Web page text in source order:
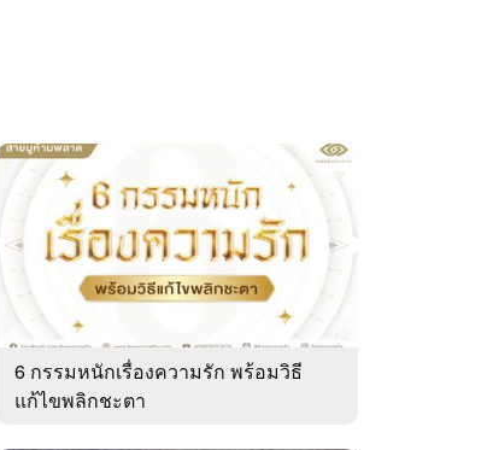
6 กรรมหนักเรื่องความรัก พร้อมวิธี
แก้ไขพลิกชะตา